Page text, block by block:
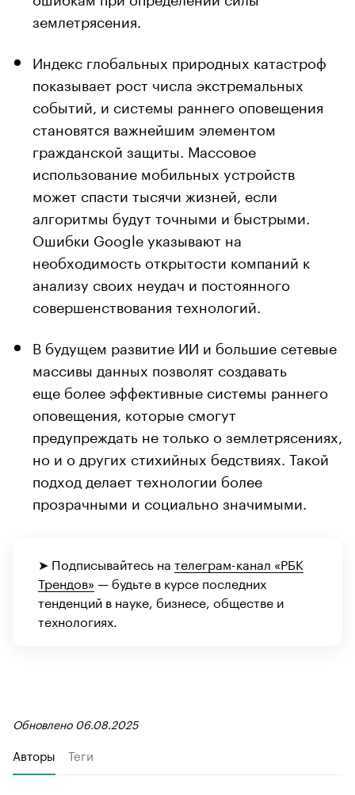
землетрясения.
Индекс глобальных природных катастроф
показывает рост числа экстремальных
событий, и системы раннего оповещения
становятся важнейшим элементом
гражданской защиты. Массовое
использование мобильных устройств
может спасти тысячи жизней, если
алгоритмы будут точными и быстрыми.
Ошибки Google указывают на
необходимость открытости компаний к
анализу своих неудач и постоянного
совершенствования технологий.
В будущем развитие ИИ и большие сетевые
массивы данных позволят создавать
еще более эффективные системы раннего
оповещения, которые смогут
предупреждать не только о землетрясениях,
но и о других стихийных бедствиях. Такой
подход делает технологии более
прозрачными и социально значимыми.
➤ Подписывайтесь на телеграм-канал «РБК
Трендов» — будьте в курсе последних
тенденций в науке, бизнесе, обществе и
технологиях.
Обновлено 06.08.2025
Авторы Теги